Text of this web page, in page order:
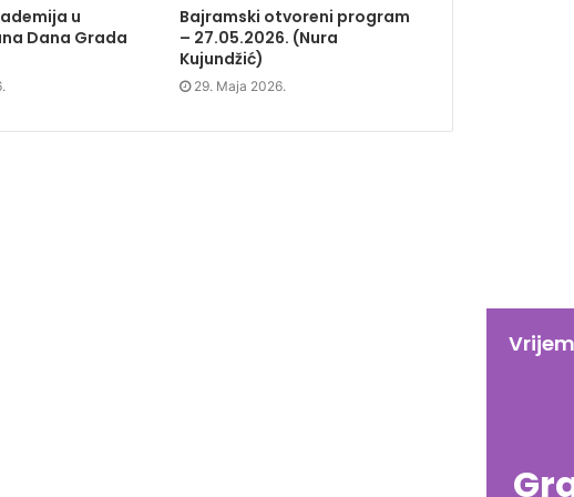
u
Dana Grada
Bajramski otvoreni program
– 27.05.2026. (Nura
Kujundžić)
29. Maja 2026.